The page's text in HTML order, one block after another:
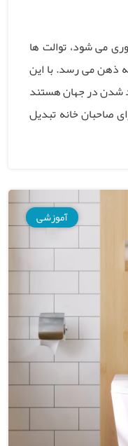
می شود، توالت ها
ذهن می رسد. با این
شدن در جهان هستند
صاحبان خانه تبدیل
آموزشی